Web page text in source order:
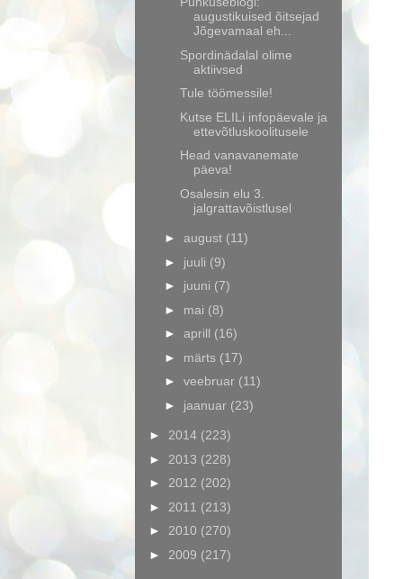
augustikuised õitsejad
Jõgevamaal eh...
Spordinädalal olime
aktiivsed
Tule töömessile!
Kutse ELILi infopäevale ja
ettevõtluskoolitusele
Head vanavanemate
päeva!
Osalesin elu 3.
jalgrattavõistlusel
► august (11)
► juuli (9)
► juuni (7)
► mai (8)
► aprill (16)
► märts (17)
► veebruar (11)
► jaanuar (23)
► 2014 (223)
► 2013 (228)
► 2012 (202)
► 2011 (213)
► 2010 (270)
► 2009 (217)